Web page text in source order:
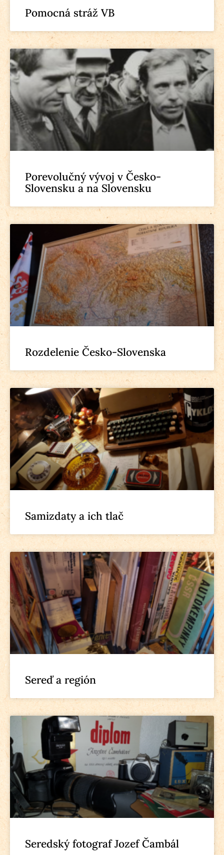
Pomocná stráž VB
Porevolučný vývoj v Česko-
Slovensku a na Slovensku
Rozdelenie Česko-Slovenska
Samizdaty a ich tlač
Sereď a región
Seredský fotograf Jozef Čambál